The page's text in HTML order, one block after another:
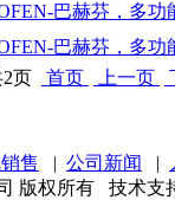
巴赫芬，多功
巴赫芬，多
2页 首页 上一页
售 | 公司新闻 |
版权所有 技术支